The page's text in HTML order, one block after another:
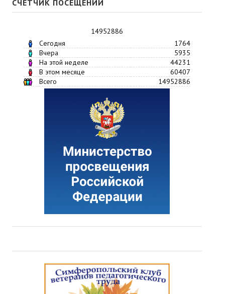
СЧЕТЧИК ПОСЕЩЕНИЙ
14952886
Сегодня
1764
Вчера
5935
На этой неделе
44231
В этом месяце
60407
Всего
14952886